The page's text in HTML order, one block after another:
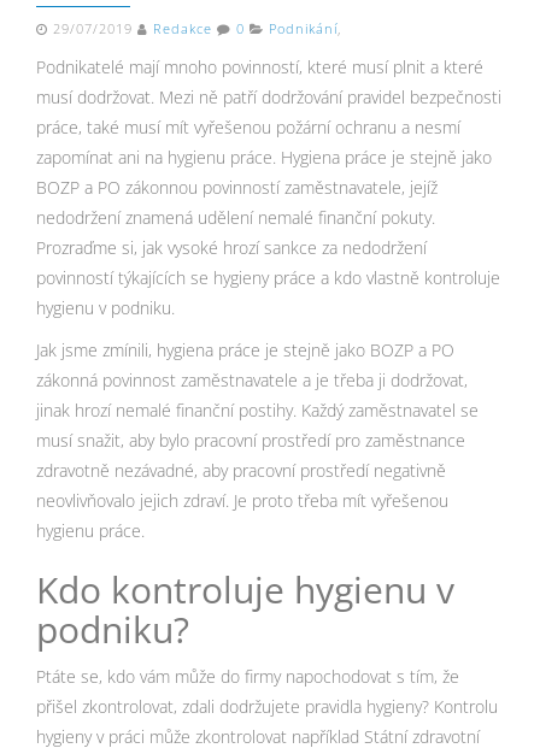
29/07/2019 Redakce 0 Podnikání,
Podnikatelé mají mnoho povinností, které musí plnit a které
musí dodržovat. Mezi ně patří dodržování pravidel bezpečnosti
práce, také musí mít vyřešenou požární ochranu a nesmí
zapomínat ani na hygienu práce. Hygiena práce je stejně jako
BOZP a PO zákonnou povinností zaměstnavatele, jejíž
nedodržení znamená udělení nemalé finanční pokuty.
Prozraďme si, jak vysoké hrozí sankce za nedodržení
povinností týkajících se hygieny práce a kdo vlastně kontroluje
hygienu v podniku.
Jak jsme zmínili, hygiena práce je stejně jako BOZP a PO
zákonná povinnost zaměstnavatele a je třeba ji dodržovat,
jinak hrozí nemalé finanční postihy. Každý zaměstnavatel se
musí snažit, aby bylo pracovní prostředí pro zaměstnance
zdravotně nezávadné, aby pracovní prostředí negativně
neovlivňovalo jejich zdraví. Je proto třeba mít vyřešenou
hygienu práce.
Kdo kontroluje hygienu v
podniku?
Ptáte se, kdo vám může do firmy napochodovat s tím, že
přišel zkontrolovat, zdali dodržujete pravidla hygieny? Kontrolu
hygieny v práci může zkontrolovat například Státní zdravotní